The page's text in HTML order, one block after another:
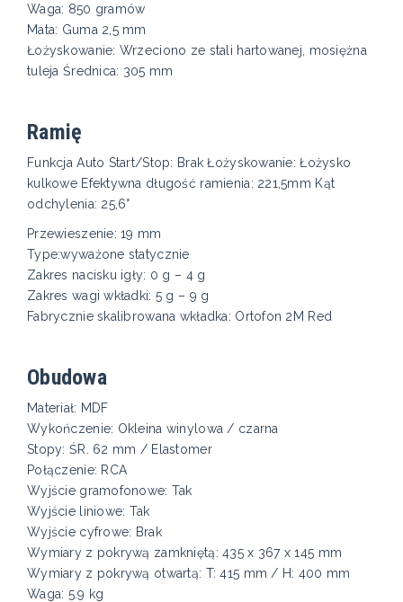
Waga: 850 gramów
Mata: Guma 2,5 mm
Łożyskowanie: Wrzeciono ze stali hartowanej, mosiężna
tuleja Średnica: 305 mm
Ramię
Funkcja Auto Start/Stop: Brak Łożyskowanie: Łożysko
kulkowe Efektywna długość ramienia: 221,5mm Kąt
odchylenia: 25,6°
Przewieszenie: 19 mm
Type:wyważone statycznie
Zakres nacisku igły: 0 g – 4 g
Zakres wagi wkładki: 5 g – 9 g
Fabrycznie skalibrowana wkładka: Ortofon 2M Red
Obudowa
Materiał: MDF
Wykończenie: Okleina winylowa / czarna
Stopy: ŚR. 62 mm / Elastomer
Połączenie: RCA
Wyjście gramofonowe: Tak
Wyjście liniowe: Tak
Wyjście cyfrowe: Brak
Wymiary z pokrywą zamkniętą: 435 x 367 x 145 mm
Wymiary z pokrywą otwartą: T: 415 mm / H: 400 mm
Waga: 5.9 kg